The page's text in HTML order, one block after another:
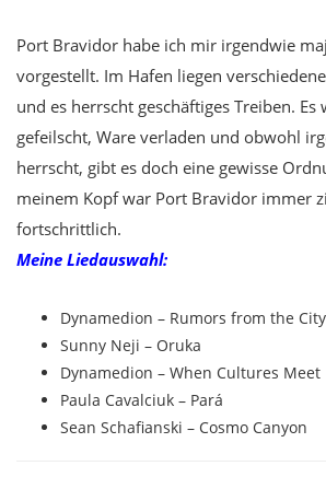
Port Bravidor habe ich mir irgendwie
vorgestellt. Im Hafen liegen
und es herrscht geschäftiges Treiben.
gefeilscht, Ware verladen und obwohl
herrscht, gibt es doch eine gewisse
meinem Kopf war Port Bravidor immer
fortschrittlich.
Meine Liedauswahl:
Dynamedion – Rumors from the City
Sunny Neji – Oruka
Dynamedion – When Cultures Meet
Paula Cavalciuk – Pará
Sean Schafianski – Cosmo Canyon